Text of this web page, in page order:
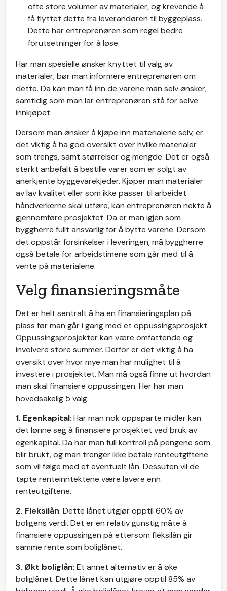
ofte store volumer av materialer, og krevende å
få flyttet dette fra leverandøren til byggeplass.
Dette har entreprenøren som regel bedre
forutsetninger for å løse.
Har man spesielle ønsker knyttet til valg av
materialer, bør man informere entreprenøren om
dette. Da kan man få inn de varene man selv ønsker,
samtidig som man lar entreprenøren stå for selve
innkjøpet.
Dersom man ønsker å kjøpe inn materialene selv, er
det viktig å ha god oversikt over hvilke materialer
som trengs, samt størrelser og mengde. Det er også
sterkt anbefalt å bestille varer som er solgt av
anerkjente byggevarekjeder. Kjøper man materialer
av lav kvalitet eller som ikke passer til arbeidet
håndverkerne skal utføre, kan entreprenøren nekte å
gjennomføre prosjektet. Da er man igjen som
byggherre fullt ansvarlig for å bytte varene. Dersom
det oppstår forsinkelser i leveringen, må byggherre
også betale for arbeidstimene som går med til å
vente på materialene.
Velg finansieringsmåte
Det er helt sentralt å ha en finansieringsplan på
plass før man går i gang med et oppussingsprosjekt.
Oppussingsprosjekter kan være omfattende og
involvere store summer. Derfor er det viktig å ha
oversikt over hvor mye man har mulighet til å
investere i prosjektet. Man må også finne ut hvordan
man skal finansiere oppussingen. Her har man
hovedsakelig 5 valg:
1. Egenkapital: Har man nok oppsparte midler kan
det lønne seg å finansiere prosjektet ved bruk av
egenkapital. Da har man full kontroll på pengene som
blir brukt, og man trenger ikke betale renteutgiftene
som vil følge med et eventuelt lån. Dessuten vil de
tapte renteinntektene være lavere enn
renteutgiftene.
2. Fleksilån: Dette lånet utgjør opptil 60% av
boligens verdi. Det er en relativ gunstig måte å
finansiere oppussingen på ettersom fleksilån gir
samme rente som boliglånet.
3. Økt boliglån: Et annet alternativ er å øke
boliglånet. Dette lånet kan utgjøre opptil 85% av